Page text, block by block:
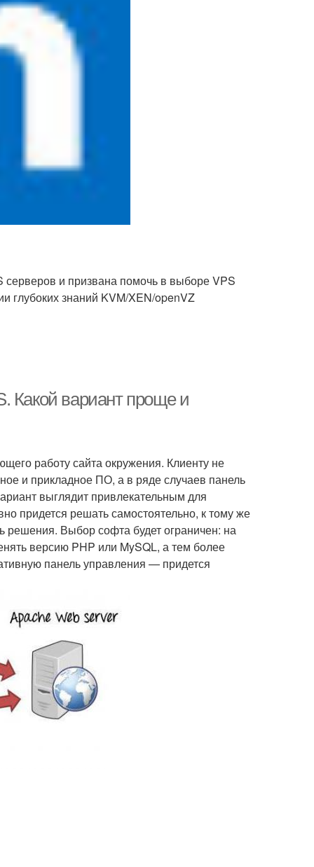
и призвана помочь в выборе VPS
глубоких знаний KVM/XEN/openVZ
Какой вариант проще и
работу сайта окружения. Клиенту не
и прикладное ПО, а в ряде случаев панель
выглядит привлекательным для
придется решать самостоятельно, к тому же
решения. Выбор софта будет ограничен: на
версию PHP или MySQL, а тем более
панель управления — придется